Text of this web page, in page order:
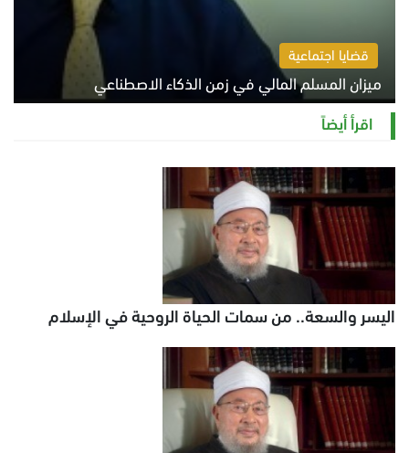
قضايا اجتماعية
ميزان المسلم المالي في زمن الذكاء الاصطناعي
السبت 8 أغسطس 2026 11:21 ص
اقرأ أيضاً
اليسر والسعة.. من سمات الحياة الروحية في الإسلام